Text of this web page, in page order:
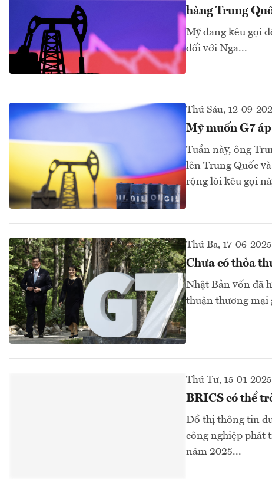
hàng Trung
Mỹ đang kêu gọi
đối với Nga...
Thứ Sáu, 12-09-
Mỹ muốn G7
Tuần này, ông
lên Trung Quốc
rộng lời kêu gọi
Thứ Ba, 17-06-2025
Chưa có thỏa
Nhật Bản vốn đã
thuận thương mại
Thứ Tư, 15-01-2025
BRICS có thể
Đồ thị thông tin
công nghiệp phát
năm 2025...